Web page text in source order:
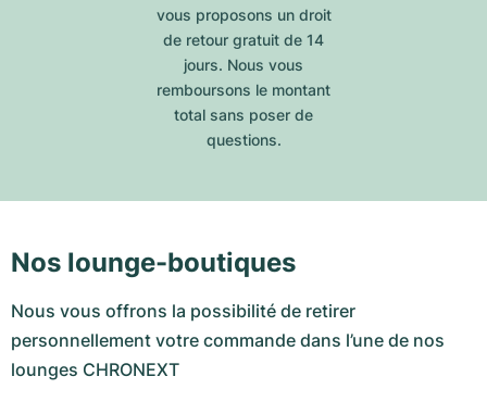
vous proposons un droit
de retour gratuit de 14
jours. Nous vous
remboursons le montant
total sans poser de
questions.
Nos lounge-boutiques
Nous vous offrons la possibilité de retirer
personnellement votre commande dans l’une de nos
lounges CHRONEXT